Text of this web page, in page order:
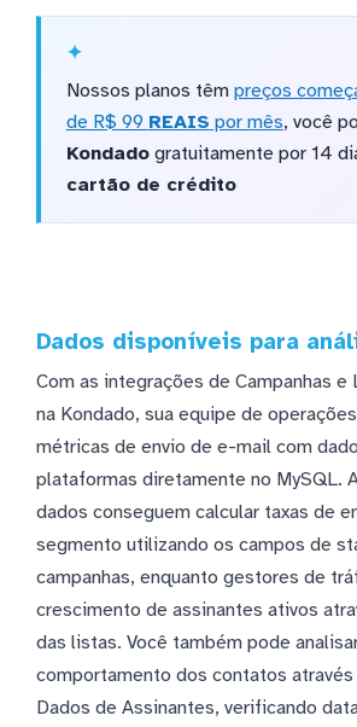
Nossos planos têm preços
de R$ 99 REAIS por mês, você
Kondadogratuitamente por 14
cartão de crédito
Dados disponíveis para
Com as integrações de Campanhas
na Kondado, sua equipe de
métricas de envio de e-mail com
plataformas diretamente no MySQL.
dados conseguem calcular taxas de
segmento utilizando os campos de
campanhas, enquanto gestores de
crescimento de assinantes ativos
das listas. Você também pode
comportamento dos contatos
Dados de Assinantes, verificando